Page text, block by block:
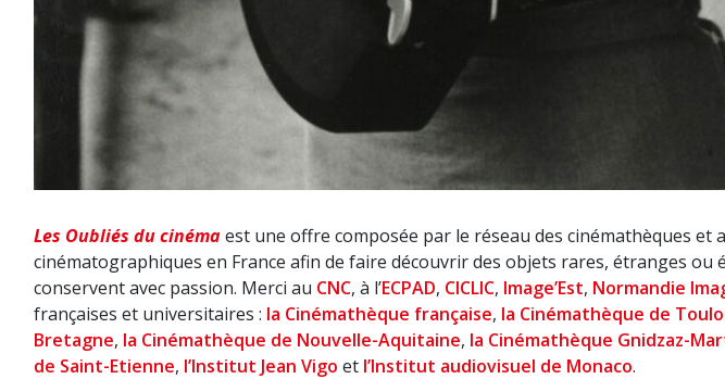
Les Oubliés du cinémaest une offre composée par le réseau des cinémathèques et
cinématographiques en France afin de faire découvrir des objets rares, étranges ou
conservent avec passion. Merci au CNC, à l’ECPAD, CICLIC, Image’Est, Normandie
françaises et universitaires : la Cinémathèque française, la Cinémathèque de
Bretagne, la Cinémathèque de Nouvelle-Aquitaine, la Cinémathèque Gnidzaz-
de Saint-Etienne, l’Institut Jean Vigo et l’Institut audiovisuel de Monaco.